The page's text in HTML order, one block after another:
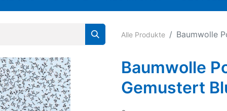
Viscose-Jersey
Musselin
Alle Produkte Baumwolle
Baumwolle
Gemustert